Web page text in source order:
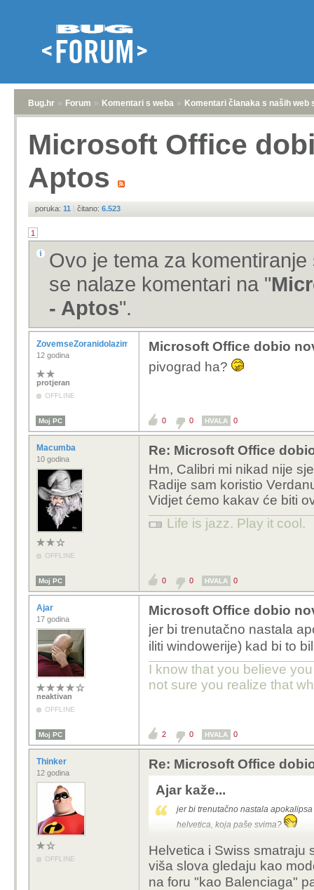
Bug.hr » Forum » Komentari s weba » Komentari članaka s naših web
Microsoft Office
Aptos
poruka: 11 | čitano: 6.523
1
Ovo je tema za
se nalaze komentari na "
- Aptos".
ZovemseZoranidolazimizRijeke
12 godina
protjeran
OFFLINE
Microsoft Office dobio
pivograd ha?
Moj PC 0 0 HVALA 0
Macumba
10 godina
OFFLINE
Re: Microsoft Office
Hm, Calibri mi nikad nije
Radije sam koristio
Vidjet ćemo kakav će biti
Life is jazz. Play it cool.
Moj PC 0 0 HVALA 0
Ajar
17 godina
neaktivan
OFFLINE
Microsoft Office dobio
jer bi trenutačno nastala
iliti windowerije) kad bi to
I know that you believe
not sure you realize that
Moj PC 2 0 HVALA 0
Thinker
12 godina
OFFLINE
Re: Microsoft Office
Ajar kaže...
jer bi trenutačno nastala
helvetica, koja paše svima?
Helvetica i Swiss smatraju
viša slova gledaju kao
na foru "kao Balenciaga"